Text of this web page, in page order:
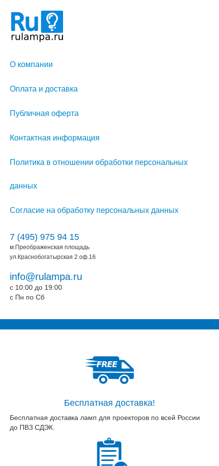
О компании
Оплата и доставка
Публичная оферта
Контактная информация
Политика в отношении обработки персональных
данных
Согласие на обработку персональных данных
7 (495) 975 94 15
м.Преображенская площадь
ул.Краснобогатырская 2 оф.16
info@rulampa.ru
c 10:00 до 19:00
c Пн по Сб
Бесплатная доставка!
Бесплатная доставка ламп для проекторов по всей России
до ПВЗ СДЭК.